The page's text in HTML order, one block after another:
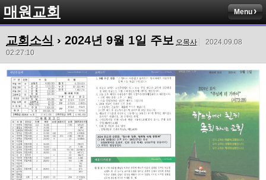
매원교회 Menu
교회소식 › 2024년 9월 1일 주보 오목사
2024.09.08
02:27:10